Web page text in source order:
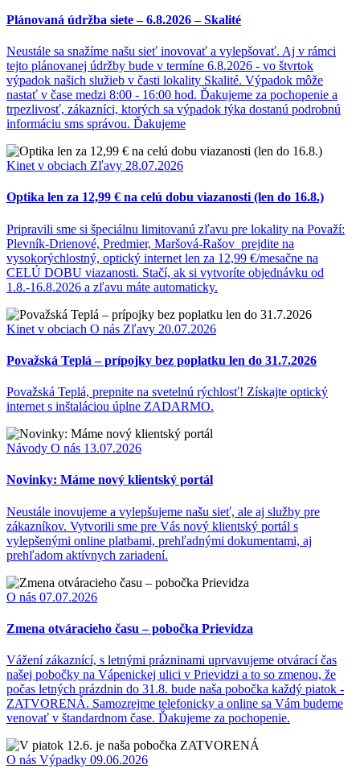
Plánovaná údržba siete – 6.8.2026 – Skalité
Neustále sa snažíme našu sieť inovovať a vylepšovať. Aj v rámci
tejto plánovanej údržby bude v termíne 6.8.2026 - vo štvrtok
výpadok našich služieb v časti lokality Skalité. Výpadok môže
nastať v čase medzi 8:00 - 16:00 hod. Ďakujeme za pochopenie a
trpezlivosť, zákazníci, ktorých sa výpadok týka dostanú podrobnú
informáciu sms správou. Ďakujeme
Kinet v obciach Zľavy 28.07.2026
Optika len za 12,99 € na celú dobu viazanosti (len do 16.8.)
Pripravili sme si špeciálnu limitovanú zľavu pre lokality na Považí:
Plevník-Drienové, Predmier, Maršová-Rašov prejdite na
vysokorýchlostný, optický internet len za 12,99 €/mesačne na
CELÚ DOBU viazanosti. Stačí, ak si vytvoríte objednávku od
1.8.-16.8.2026 a zľavu máte automaticky.
Kinet v obciach O nás Zľavy 20.07.2026
Považská Teplá – prípojky bez poplatku len do 31.7.2026
Považská Teplá, prepnite na svetelnú rýchlosť! Získajte optický
internet s inštaláciou úplne ZADARMO.
Návody O nás 13.07.2026
Novinky: Máme nový klientský portál
Neustále inovujeme a vylepšujeme našu sieť, ale aj služby pre
zákazníkov. Vytvorili sme pre Vás nový klientský portál s
vylepšenými online platbami, prehľadnými dokumentami, aj
prehľadom aktívnych zariadení.
O nás 07.07.2026
Zmena otváracieho času – pobočka Prievidza
Vážení zákaznící, s letnými prázninami uprvavujeme otvárací čas
našej pobočky na Vápenickej ulici v Prievidzi a to so zmenou, že
počas letných prázdnin do 31.8. bude naša pobočka každý piatok -
ZATVORENÁ. Samozrejme telefonicky a online sa Vám budeme
venovať v štandardnom čase. Ďakujeme za pochopenie.
O nás Výpadky 09.06.2026